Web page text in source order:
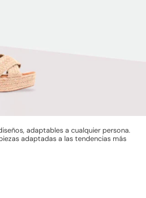
adaptables a cualquier persona.
adaptadas a las tendencias más